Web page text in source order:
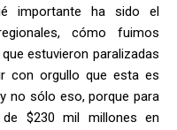
importante ha sido el
cómo fuimos
estuvieron paralizadas
con orgullo que esta es
no sólo eso, porque para
$230 mil millones en